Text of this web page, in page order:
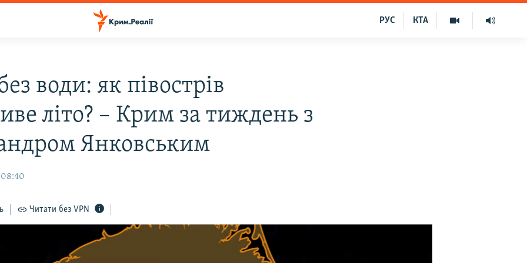
КТА
РУС
води: як півострів
літо? – Крим за тиждень з
Янковським
08:40
Читати без VPN